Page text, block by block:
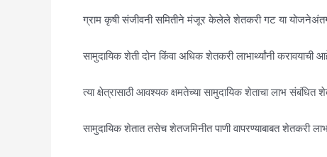
ग्राम कृषी संजीवनी समितीने मंजूर केलेले शेतकरी गट या
सामुदायिक शेती दोन किंवा अधिक शेतकरी लाभार्थ्यांनी करावयाची
त्या क्षेत्रासाठी आवश्यक क्षमतेच्या सामुदायिक शेताचा लाभ संबंधित
सामुदायिक शेतात तसेच शेतजमिनीत पाणी वापरण्याबाबत शेतकरी